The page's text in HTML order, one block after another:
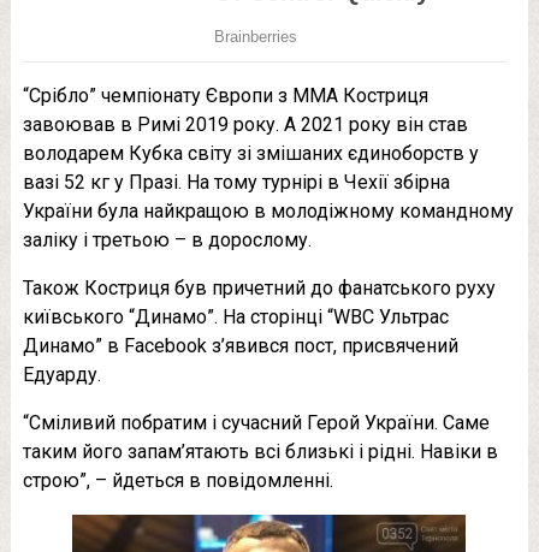
“Срібло” чемпіонату Європи з ММА Костриця
завоював в Римі 2019 року. А 2021 року він став
володарем Кубка світу зі змішаних єдиноборств у
вазі 52 кг у Празі. На тому турнірі в Чехії збірна
України була найкращою в молодіжному командному
заліку і третьою – в дорослому.
Також Костриця був причетний до фанатського руху
київського “Динамо”. На сторінці “WBC Ультрас
Динамо” в Facebook з’явився пост, присвячений
Едуарду.
“Сміливий побратим і сучасний Герой України. Саме
таким його запам’ятають всі близькі і рідні. Навіки в
строю”, – йдеться в повідомленні.